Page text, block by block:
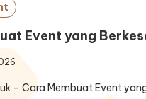
Event yang
– Cara Membuat Event